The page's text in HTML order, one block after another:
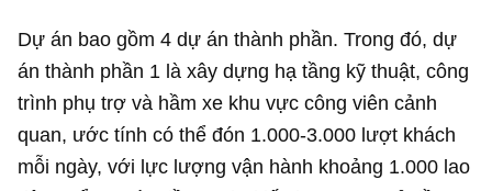
Dự án bao gồm 4 dự án thành phần. Trong đó, dự
án thành phần 1 là xây dựng hạ tầng kỹ thuật, công
trình phụ trợ và hầm xe khu vực công viên cảnh
quan, ước tính có thể đón 1.000-3.000 lượt khách
mỗi ngày, với lực lượng vận hành khoảng 1.000 lao